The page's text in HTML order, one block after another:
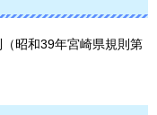
昭和39年宮崎県規則第